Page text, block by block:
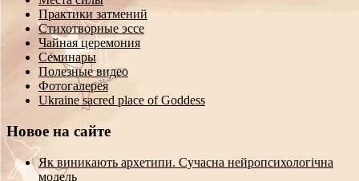
Практики затмений
Стихотворные эссе
Чайная церемония
Семинары
Полезные видео
Фотогалерея
Ukraine sacred place of Goddess
Новое на сайте
Як виникають архетипи. Сучасна нейропсихологічна
модель